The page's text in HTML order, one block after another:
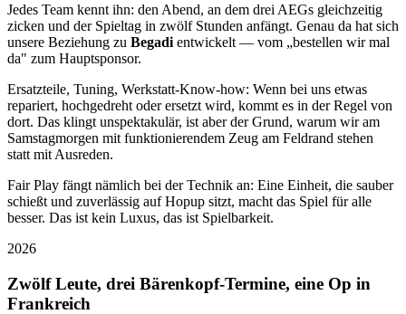
Jedes Team kennt ihn: den Abend, an dem drei AEGs gleichzeitig
zicken und der Spieltag in zwölf Stunden anfängt. Genau da hat sich
unsere Beziehung zu Begadi entwickelt — vom „bestellen wir mal
da" zum Hauptsponsor.
Ersatzteile, Tuning, Werkstatt-Know-how: Wenn bei uns etwas
repariert, hochgedreht oder ersetzt wird, kommt es in der Regel von
dort. Das klingt unspektakulär, ist aber der Grund, warum wir am
Samstagmorgen mit funktionierendem Zeug am Feldrand stehen
statt mit Ausreden.
Fair Play fängt nämlich bei der Technik an: Eine Einheit, die sauber
schießt und zuverlässig auf Hopup sitzt, macht das Spiel für alle
besser. Das ist kein Luxus, das ist Spielbarkeit.
2026
Zwölf Leute, drei Bärenkopf-Termine, eine Op in
Frankreich